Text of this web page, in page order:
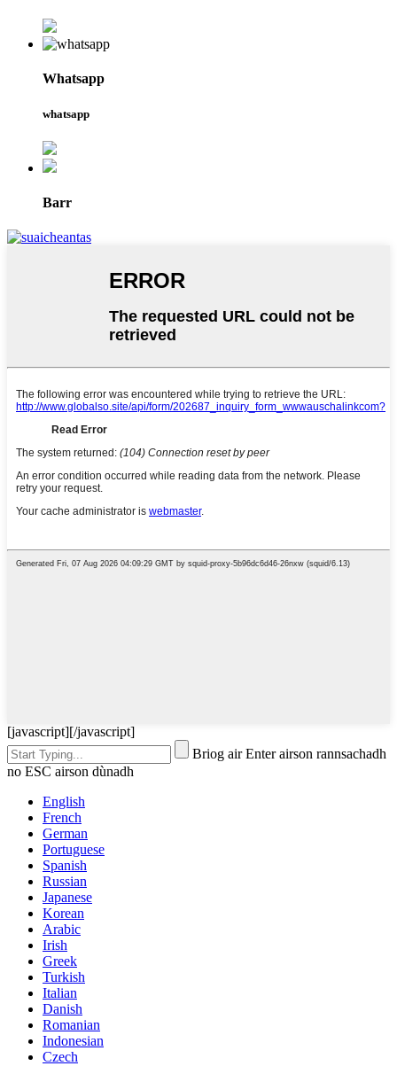
Whatsapp
whatsapp
Barr
[javascript][/javascript]
Briog air Enter airson rannsachadh
no ESC airson dùnadh
English
French
German
Portuguese
Spanish
Russian
Japanese
Korean
Arabic
Irish
Greek
Turkish
Italian
Danish
Romanian
Indonesian
Czech